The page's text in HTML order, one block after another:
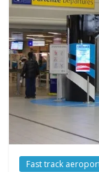
Fast track